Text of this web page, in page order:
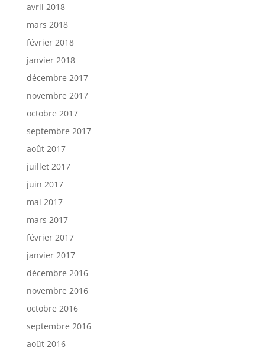
avril 2018
mars 2018
février 2018
janvier 2018
décembre 2017
novembre 2017
octobre 2017
septembre 2017
août 2017
juillet 2017
juin 2017
mai 2017
mars 2017
février 2017
janvier 2017
décembre 2016
novembre 2016
octobre 2016
septembre 2016
août 2016